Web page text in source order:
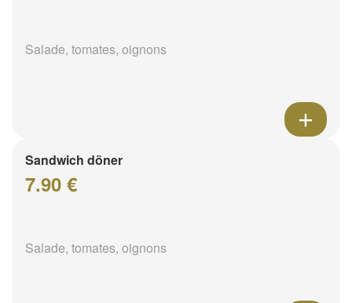
Salade, tomates, oignons
Sandwich döner
7.90 €
Salade, tomates, oignons